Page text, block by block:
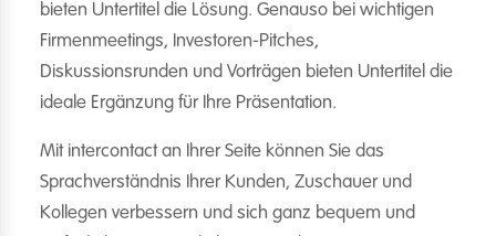
bieten Untertitel die Lösung. Genauso bei wichtigen
Firmenmeetings, Investoren-Pitches,
Diskussionsrunden und Vorträgen bieten Untertitel die
ideale Ergänzung für Ihre Präsentation.
Mit intercontact an Ihrer Seite können Sie das
Sprachverständnis Ihrer Kunden, Zuschauer und
Kollegen verbessern und sich ganz bequem und